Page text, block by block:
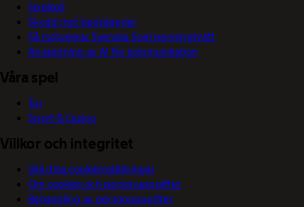
Spelkoll
Skydd mot bedrägerier
Så motverkar Svenska Spel penningtvätt
Användning av AI för kommunikation
Våra spel
Tur
Sport & Casino
Villkor och integritet
Välj dina cookieinställningar
Om cookies och personuppgifter
Behandling av personuppgifter